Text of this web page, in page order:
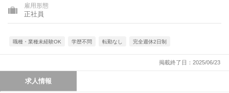
雇用形態
正社員
職種・業種未経験OK 学歴不問 転勤なし 完全週休2日制
掲載終了日：2025/06/23
求人情報